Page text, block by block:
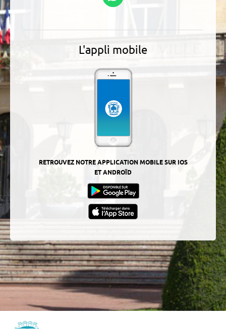
L'appli mobile
RETROUVEZ NOTRE APPLICATION MOBILE SUR IOS
ET ANDROÏD